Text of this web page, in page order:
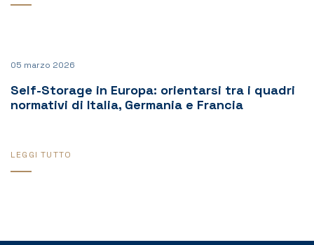
05 marzo 2026
Self-Storage in Europa: orientarsi tra i quadri
normativi di Italia, Germania e Francia
LEGGI TUTTO